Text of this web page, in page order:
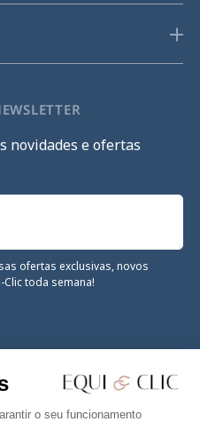
o seu funcionamento
novidades e ofertas
ofertas exclusivas, novos
toda semana!
Twitter
YouTube
Pinterest